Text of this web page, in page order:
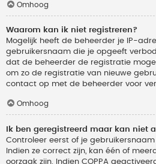
Omhoog
Waarom kan ik niet registreren?
Mogelijk heeft de beheerder je IP-
gebruikersnaam die je opgeeft
dat de beheerder de registratie
om zo de registratie van nieuwe
contact op met de beheerder voor
Omhoog
Ik ben geregistreerd maar kan niet
Controleer eerst of je
Indien ze correct zijn, kan één of
oorzaak zijn. Indien COPPA